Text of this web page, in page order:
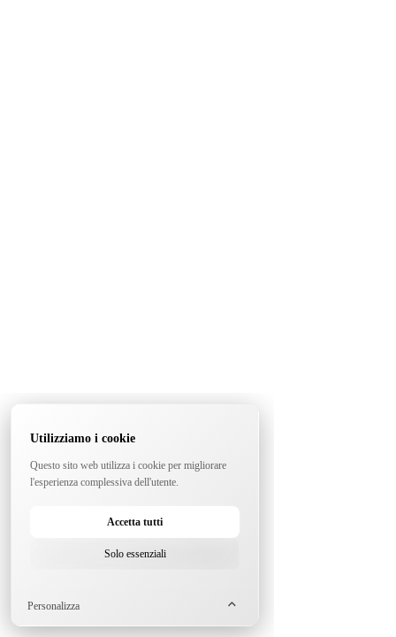
Utilizziamo i cookie
Questo sito web utilizza i cookie per migliorare
l'esperienza complessiva dell'utente.
Accetta tutti
Solo essenziali
Personalizza